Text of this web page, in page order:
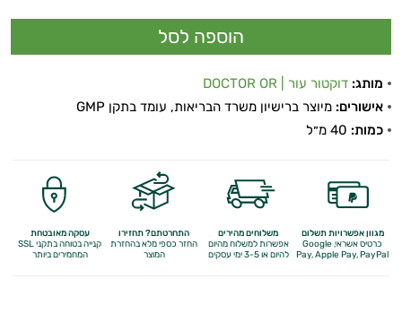
מותג: דוקטור עור | DOCTOR OR
אישורים: מיוצר ברישיון משרד הבריאות, עומד בתקן GMP
כמות:
מגוון אפשרויות תשלום
כרטיס אשראי, Google
Pay,Apple Pay, PayPal
משלוחים מהירים
אפשרות למשלוח מהיום
להיום או 3-5 ימי עסקים
התחרטתם? תחזירו
החזר כספי מלאבהחזרת
המוצר
עסקה מאובטחת
קנייה בטוחה בתקני SSL
המחמירים ביותר